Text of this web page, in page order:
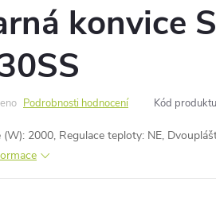
konvice
Podrobnosti hodnocení Kód
2000, Regulace teploty: NE,